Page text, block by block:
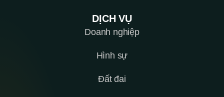
DỊCH VỤ
Doanh nghiệp
Hình sự
Đất đai